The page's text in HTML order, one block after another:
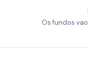
Os fundos